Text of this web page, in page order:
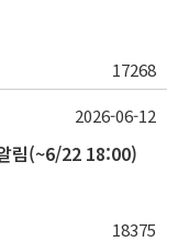
17268
림(~6/22 18:00)
18375
2026-06-12